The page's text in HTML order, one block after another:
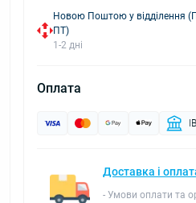
Новою Поштою у відділення
ПТ)
1-2 дні
Оплата
Доставка і
- Умови оплати та